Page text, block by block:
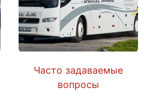
Часто задаваемые
вопросы